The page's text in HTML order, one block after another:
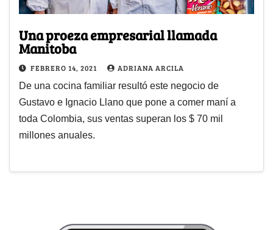
Una proeza empresarial llamada
Manitoba
FEBRERO 14, 2021 ADRIANA ARCILA
De una cocina familiar resultó este negocio de
Gustavo e Ignacio Llano que pone a comer maní a
toda Colombia, sus ventas superan los $ 70 mil
millones anuales.